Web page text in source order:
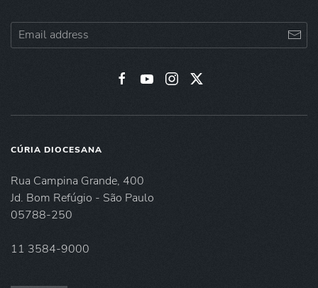
CÚRIA DIOCESANA
Rua Campina Grande, 400
Jd. Bom Refúgio - São Paulo
05788-250
11 3584-9000